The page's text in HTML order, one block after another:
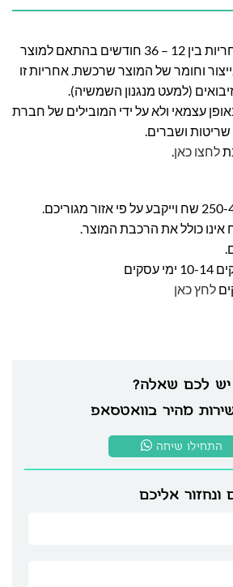
יש לכם שאלה?
מהיר בוואטסאפ
התחילו שיחה
ונחזור אליכם
חברת לה גן מעניקה אחריות בין 12 – 36 חודשים בהתאם למוצר
וחומר של המוצר שרכשת. אחריות זו
(למעט מנגנון השמשיה).
עצמאי ולא על ידי המובילים של חברת
שריטות ושברים.
לחצו כאן.
כולל את הרכבת המוצר.
לחץ כאן